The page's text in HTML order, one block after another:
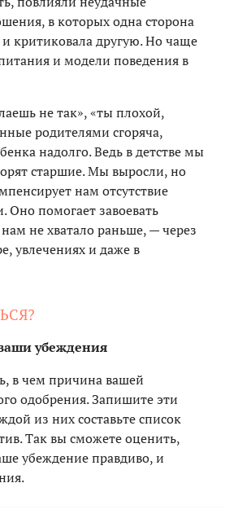
в которых одна сторона
и критиковала другую. Но чаще
и модели поведения в
не так», «ты плохой,
родителями сгоряча,
надолго. Ведь в детстве мы
старшие. Мы выросли, но
нам отсутствие
Оно помогает завоевать
не хватало раньше, — через
увлечениях и даже в
убеждения
в чем причина вашей
одобрения. Запишите эти
из них составьте список
Так вы сможете оценить,
убеждение правдиво, и